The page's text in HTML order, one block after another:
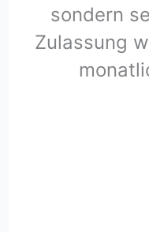
sondern
Zulassung